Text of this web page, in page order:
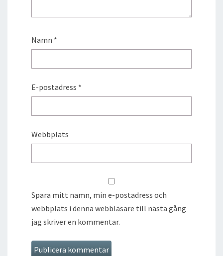
Namn *
E-postadress *
Webbplats
Spara mitt namn, min e-postadress och
webbplats i denna webbläsare till nästa gång
jag skriver en kommentar.